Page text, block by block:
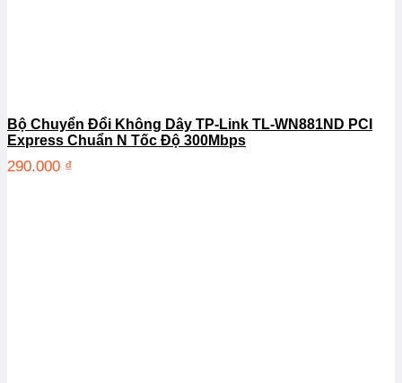
Bộ Chuyển Đổi Không Dây TP-Link TL-WN881ND PCI
Express Chuẩn N Tốc Độ 300Mbps
290.000 ₫